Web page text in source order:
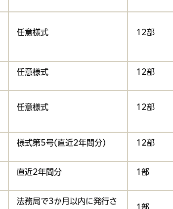
任意様式 12部
任意様式 12部
任意様式 12部
様式第5号(直近2年間分) 12部
直近2年間分 1部
法務局で3か月以内に発行さ
1部